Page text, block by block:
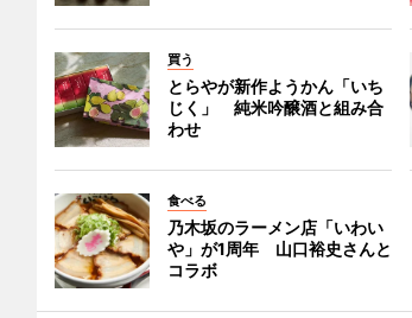
買う
とらやが新作ようかん「いち
じく」 純米吟醸酒と組み合
わせ
食べる
乃木坂のラーメン店「いわい
や」が1周年 山口裕史さんと
コラボ